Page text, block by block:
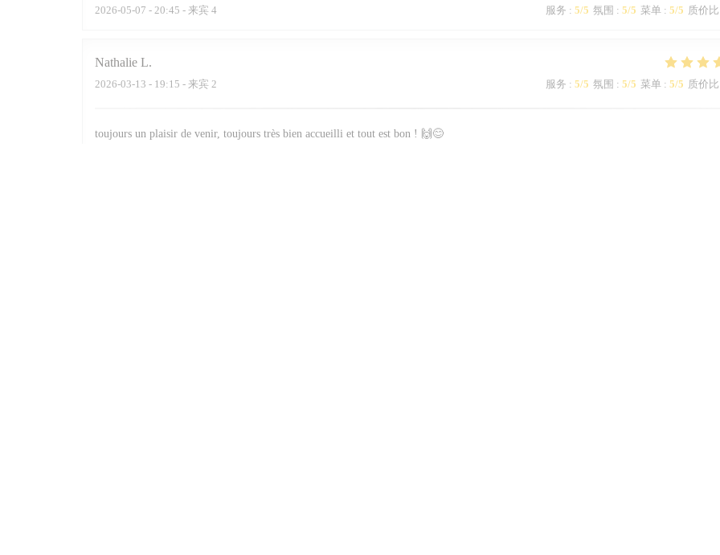
2026-05-07 - 20:45 - 来宾 4 服务 : 5/5 氛围 : 5/5 菜单 : 5/5 质价比
Nathalie L
2026-03-13 - 19:15 - 来宾 2 服务 : 5/5 氛围 : 5/5 菜单 : 5/5 质价比
toujours un plaisir de venir, toujours très bien accueilli et tout est bon ! 🙌😊